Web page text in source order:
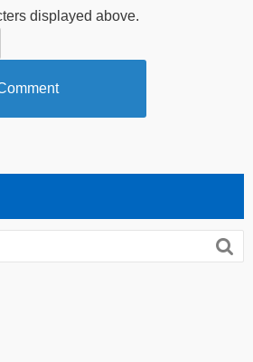
displayed above.
